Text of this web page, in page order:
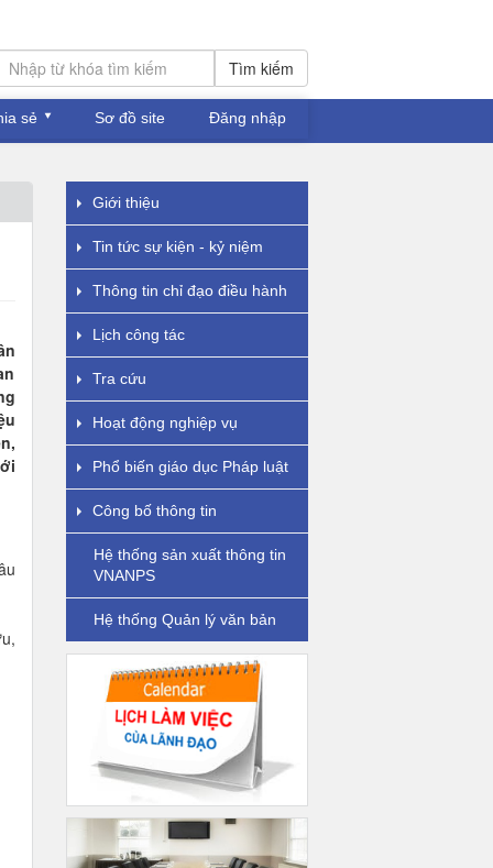
Tìm kiếm
sẻ Sơ đồ site Đăng nhập
Giới thiệu
Tin tức sự kiện - kỷ niệm
Thông tin chỉ đạo điều hành
Lịch công tác
Tra cứu
Hoạt động nghiệp vụ
Phổ biến giáo dục Pháp luật
Công bố thông tin
Hệ thống sản xuất thông tin
VNANPS
Hệ thống Quản lý văn bản